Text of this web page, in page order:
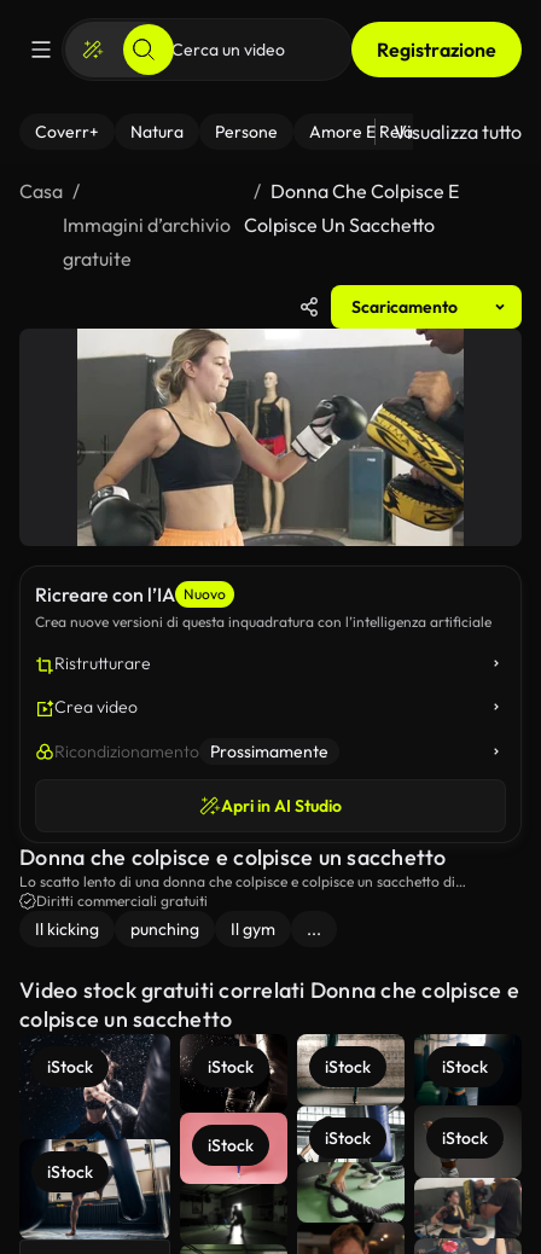
Registrazione
Coverr+ Natura Persone Amore E Relazioni Il
Visualizza tutto
Casa
Immagini d’archivio
gratuite
Donna Che Colpisce E
Colpisce Un Sacchetto
Scaricamento
Ricreare con l’IA Nuovo
Crea nuove versioni di questa inquadratura con l’intelligenza artificiale
Ristrutturare
Crea video
Ricondizionamento Prossimamente
Apri in AI Studio
Donna che colpisce e colpisce un sacchetto
Lo scatto lento di una donna che colpisce e colpisce un sacchetto di
punteggio.
Diritti commerciali gratuiti
Il kicking punching Il gym ...
Video stock gratuiti correlati Donna che colpisce e
colpisce un sacchetto
iStock
iStock
iStock
iStock
iStock
iStock
iStock
iStock
Scopri di
più